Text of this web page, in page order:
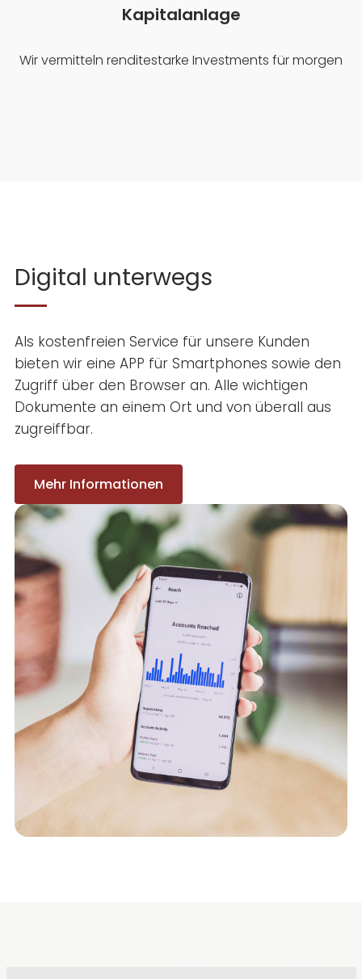
Kapitalanlage
Wir vermitteln renditestarke Investments für morgen
Digital unterwegs
Als kostenfreien Service für unsere Kunden
bieten wir eine APP für Smartphones sowie den
Zugriff über den Browser an. Alle wichtigen
Dokumente an einem Ort und von überall aus
zugreiffbar.
Mehr Informationen